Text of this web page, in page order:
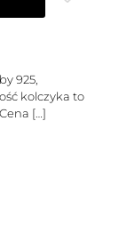
925,
kolczyka to
[…]